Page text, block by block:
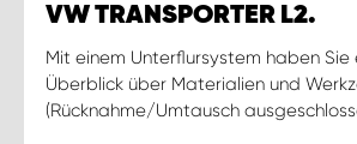
VW TRANSPORTER L2.
Mit einem Unterflursystem haben Sie
Überblick über Materialien und
(Rücknahme/Umtausch